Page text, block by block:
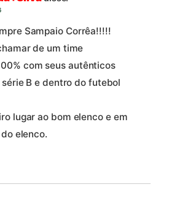
Sampaio Corrêa!!!!!
de um time
com seus autênticos
B e dentro do futebol
lugar ao bom elenco e em
elenco.